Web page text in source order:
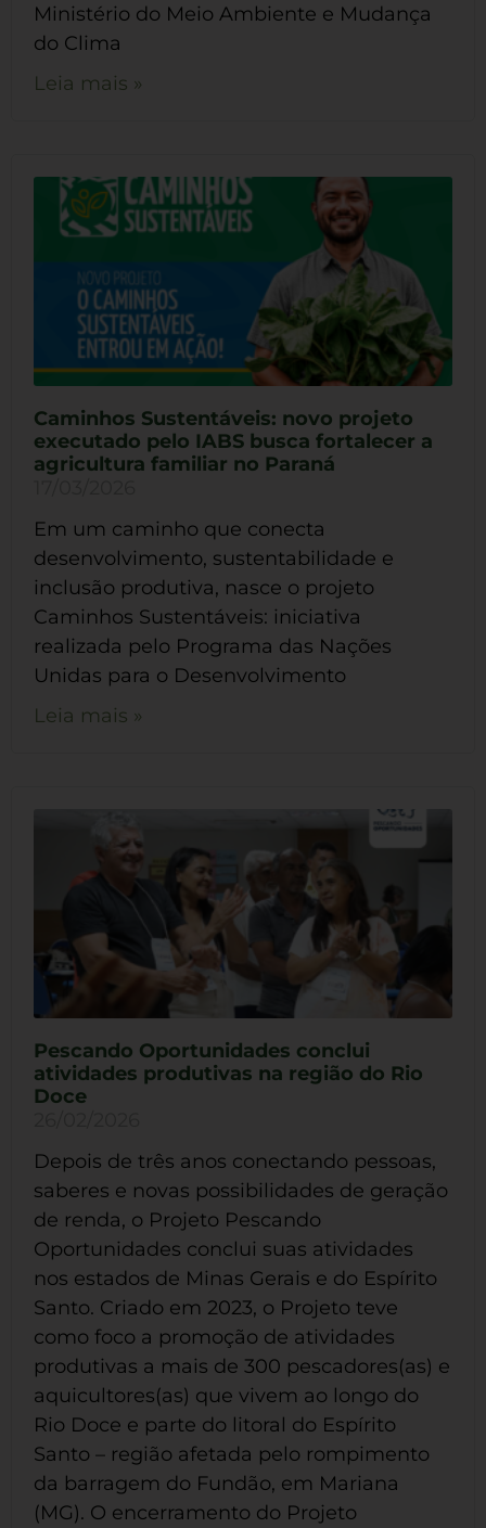
Ministério do Meio Ambiente e Mudança
do Clima
Leia mais »
Caminhos Sustentáveis: novo projeto
executado pelo IABS busca fortalecer a
agricultura familiar no Paraná
Em um caminho que conecta
desenvolvimento, sustentabilidade e
inclusão produtiva, nasce o projeto
Caminhos Sustentáveis: iniciativa
realizada pelo Programa das Nações
Unidas para o Desenvolvimento
Leia mais »
Pescando Oportunidades conclui
atividades produtivas na região do Rio
Doce
Depois de três anos conectando pessoas,
saberes e novas possibilidades de geração
de renda, o Projeto Pescando
Oportunidades conclui suas atividades
nos estados de Minas Gerais e do Espírito
Santo. Criado em 2023, o Projeto teve
como foco a promoção de atividades
produtivas a mais de 300 pescadores(as) e
aquicultores(as) que vivem ao longo do
Rio Doce e parte do litoral do Espírito
Santo – região afetada pelo rompimento
da barragem do Fundão, em Mariana
(MG). O encerramento do Projeto